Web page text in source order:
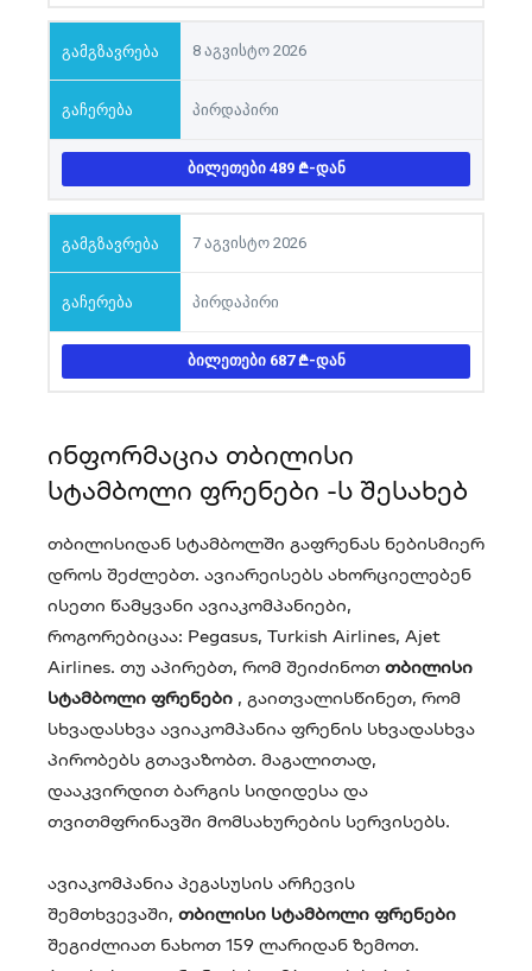
8 აგვისტო 2026
პირდაპირი
ᲑᲘᲚᲔᲗᲔᲑᲘ 489 -ᲓᲐᲜ
7 აგვისტო 2026
პირდაპირი
ᲑᲘᲚᲔᲗᲔᲑᲘ 687 -ᲓᲐᲜ
ინფორმაცია თბილისი
სტამბოლი ფრენები -ს შესახებ
თბილისიდან სტამბოლში გაფრენას ნებისმიერ
დროს შეძლებთ. ავიარეისებს ახორციელებენ
ისეთი წამყვანი ავიაკომპანიები,
როგორებიცაა: Pegasus, Turkish Airlines, Ajet
Airlines. თუ აპირებთ, რომ შეიძინოთ თბილისი
სტამბოლი ფრენები , გაითვალისწინეთ, რომ
სხვადასხვა ავიაკომპანია ფრენის სხვადასხვა
პირობებს გთავაზობთ. მაგალითად,
დააკვირდით ბარგის სიდიდესა და
თვითმფრინავში მომსახურების სერვისებს.
ავიაკომპანია პეგასუსის არჩევის
შემთხვევაში, თბილისი სტამბოლი ფრენები
შეგიძლიათ ნახოთ 159 ლარიდან ზემოთ.